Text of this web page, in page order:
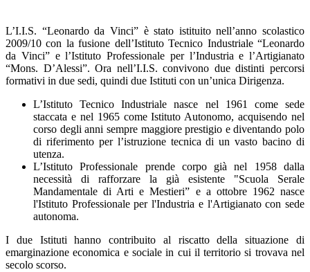
L’I.I.S. “Leonardo da Vinci” è stato istituito nell’anno scolastico
2009/10 con la fusione dell’Istituto Tecnico Industriale “Leonardo
da Vinci” e l’Istituto Professionale per l’Industria e l’Artigianato
“Mons. D’Alessi”. Ora nell’I.I.S. convivono due distinti percorsi
formativi in due sedi, quindi due Istituti con un’unica Dirigenza.
L’Istituto Tecnico Industriale nasce nel 1961 come sede
staccata e nel 1965 come Istituto Autonomo, acquisendo nel
corso degli anni sempre maggiore prestigio e diventando polo
di riferimento per l’istruzione tecnica di un vasto bacino di
utenza.
L’Istituto Professionale prende corpo già nel 1958 dalla
necessità di rafforzare la già esistente "Scuola Serale
Mandamentale di Arti e Mestieri” e a ottobre 1962 nasce
l'Istituto Professionale per l'Industria e l'Artigianato con sede
autonoma.
I due Istituti hanno contribuito al riscatto della situazione di
emarginazione economica e sociale in cui il territorio si trovava nel
secolo scorso.